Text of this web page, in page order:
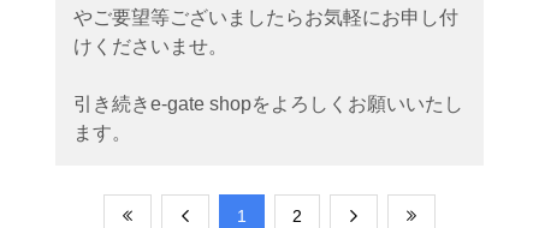
やご要望等ございましたらお気軽にお申し付
けくださいませ。
引き続きe-gate shopをよろしくお願いいたし
ます。
​1 ​2